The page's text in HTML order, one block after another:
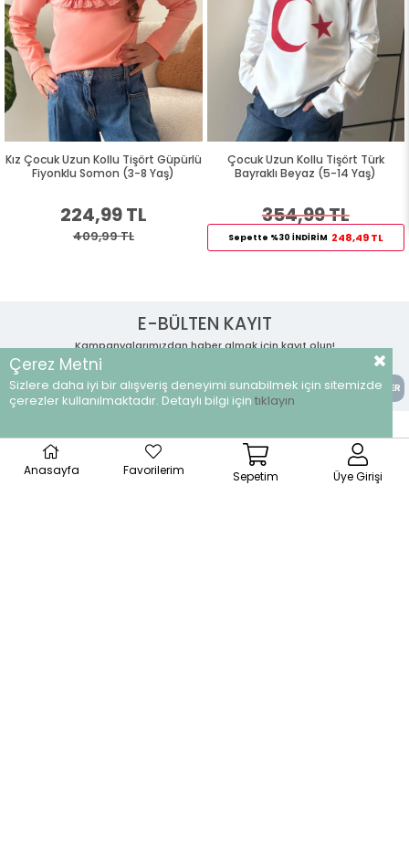
Güpürlü
8 Yaş)
Çocuk Uzun Kollu Tişört Türk
Bayraklı Beyaz (5-14 Yaş)
354,99 TL
Sepette %30 İNDİRİM 248,49 TL
Kız Çocuk Uzun Kollu
Fiyonklu Somon
224,99
409,99 TL
E-BÜLTEN KAYIT
Kampanyalarımızdan haber almak için kayıt olun!
GÖNDER
İLETİŞİM
Sanayi Mah. Atatürk Cad. Kayın Sok. No:5 Güngören / İSTANBUL
Anasayfa Favorilerim Sepetim Üye Girişi
Çerez Metni
Sizlere daha iyi bir alışveriş deneyimi sunabilmek için sitemizde
çerezler kullanılmaktadır. Detaylı bilgi için tıklayın